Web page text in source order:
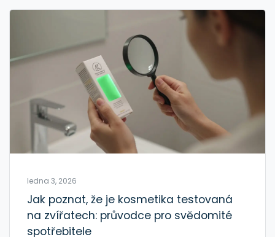
ledna 3, 2026
Jak poznat, že je kosmetika testovaná
na zvířatech: průvodce pro svědomité
spotřebitele